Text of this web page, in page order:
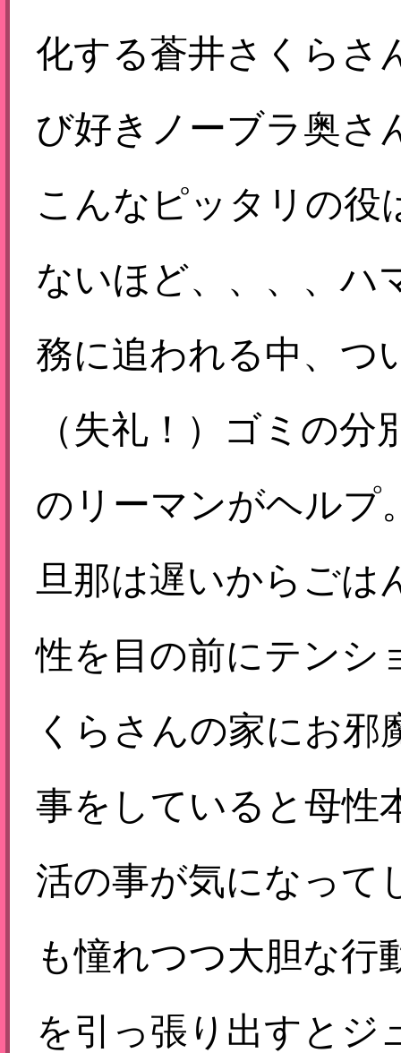
化する蒼井さくらさ
び好きノーブラ奥さ
こんなピッタリの役
ないほど、、、、ハ
務に追われる中、つ
（失礼！）ゴミの
のリーマンがヘルプ
旦那は遅いからごは
性を目の前にテンシ
くらさんの家にお
事をしていると母性
活の事が気になって
も憧れつつ大胆な行
を引っ張り出すとジ